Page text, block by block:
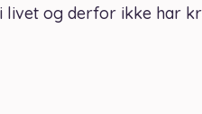
livet og derfor ikke har